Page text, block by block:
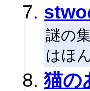
stwo
謎の
はほ
猫の